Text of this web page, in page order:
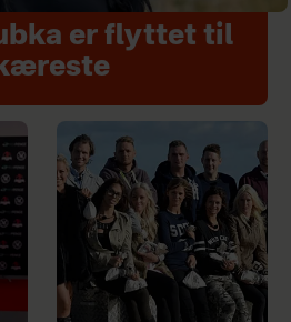
er flyttet til